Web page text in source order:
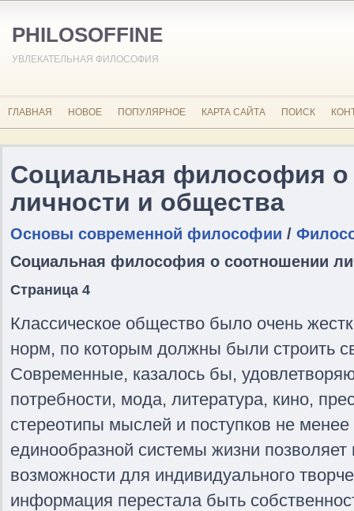
PHILOSOFFINE
УВЛЕКАТЕЛЬНАЯ ФИЛОСОФИЯ
ГЛАВНАЯ НОВОЕ ПОПУЛЯРНОЕ КАРТА САЙТА ПОИСК
Социальная философия о
личности и общества
Основы современной философии /
Социальная философия о соотношении
Страница 4
Классическое общество было очень
норм, по которым должны были строить
Современные, казалось бы,
потребности, мода, литература, кино,
стереотипы мыслей и поступков не
единообразной системы жизни
возможности для индивидуального
информация перестала быть